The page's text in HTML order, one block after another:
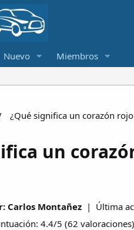
Nuevo Miembros
¿Qué significa un corazón
un
Carlos Montañez | Última
4.4/5 (62 valoraciones)